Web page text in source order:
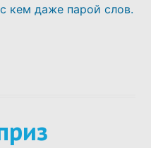
кем даже парой слов.